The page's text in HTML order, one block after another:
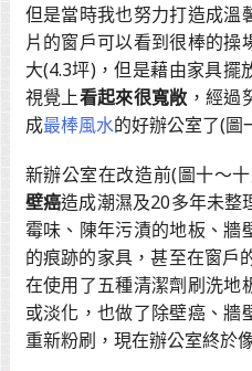
但是當時我也努力打造成溫
片的窗戶可以看到很棒的操
大(4.3坪)，但是藉由家具擺
視覺上看起來很寬敞 ，經
成最棒風水的好辦公室了(圖
新辦公室在改造前(圖十～
壁癌造成潮濕及20多年未整
霉味、陳年污漬的地板、牆
的痕跡的家具，甚至在窗戶
在使用了五種清潔劑刷洗地
或淡化，也做了除壁癌、牆
重新粉刷，現在辦公室終於